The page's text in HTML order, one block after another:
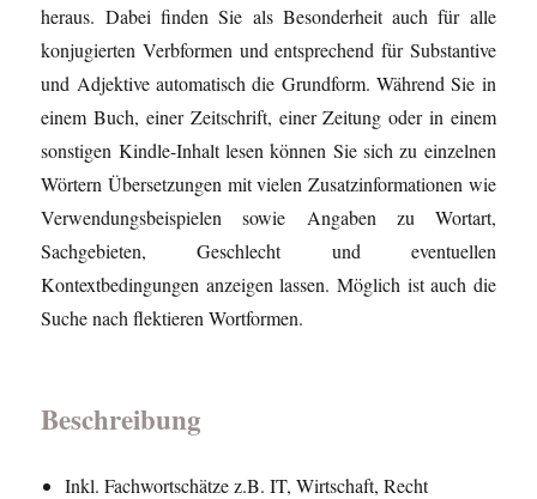
heraus. Dabei finden Sie als Besonderheit auch für alle
konjugierten Verbformen und entsprechend für Substantive
und Adjektive automatisch die Grundform. Während Sie in
einem Buch, einer Zeitschrift, einer Zeitung oder in einem
sonstigen Kindle-Inhalt lesen können Sie sich zu einzelnen
Wörtern Übersetzungen mit vielen Zusatzinformationen wie
Verwendungsbeispielen sowie Angaben zu Wortart,
Sachgebieten, Geschlecht und eventuellen
Kontextbedingungen anzeigen lassen. Möglich ist auch die
Suche nach flektieren Wortformen.
Beschreibung
Inkl. Fachwortschätze z.B. IT, Wirtschaft, Recht